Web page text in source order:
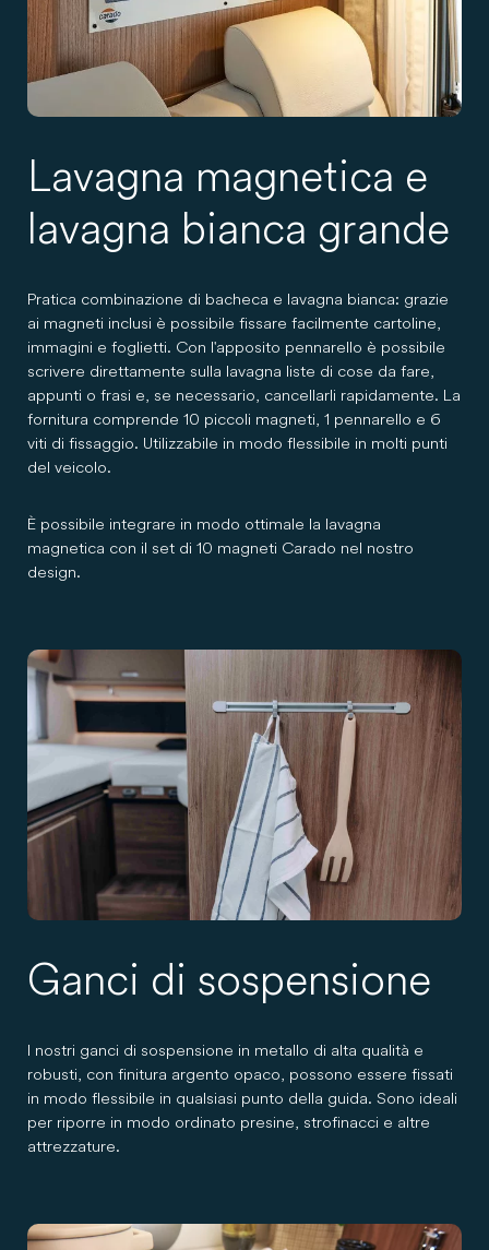
Lavagna magnetica e
lavagna bianca grande
Pratica combinazione di bacheca e lavagna bianca: grazie
ai magneti inclusi è possibile fissare facilmente cartoline,
immagini e foglietti. Con l'apposito pennarello è possibile
scrivere direttamente sulla lavagna liste di cose da fare,
appunti o frasi e, se necessario, cancellarli rapidamente. La
fornitura comprende 10 piccoli magneti, 1 pennarello e 6
viti di fissaggio. Utilizzabile in modo flessibile in molti punti
del veicolo.
È possibile integrare in modo ottimale la lavagna
magnetica con il set di 10 magneti Carado nel nostro
design.
Ganci di sospensione
I nostri ganci di sospensione in metallo di alta qualità e
robusti, con finitura argento opaco, possono essere fissati
in modo flessibile in qualsiasi punto della guida. Sono ideali
per riporre in modo ordinato presine, strofinacci e altre
attrezzature.